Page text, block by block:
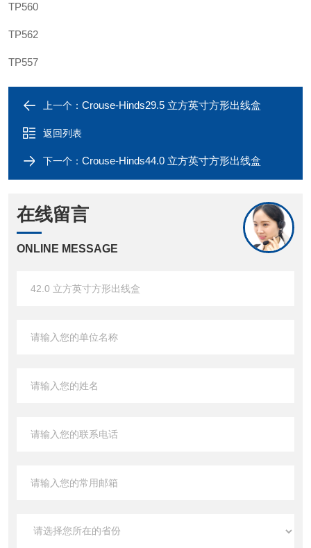
TP560
TP562
TP557
上一个： Crouse-Hinds29.5 立方英寸方形出线盒
返回列表
下一个： Crouse-Hinds44.0 立方英寸方形出线盒
在线留言
ONLINE MESSAGE